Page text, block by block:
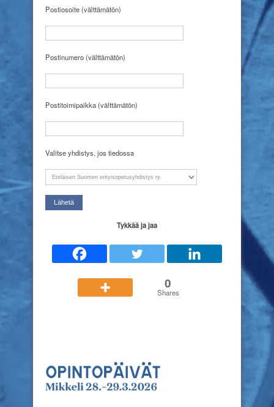
Postiosoite (välttämätön)
Postinumero (välttämätön)
Postitoimipaikka (välttämätön)
Valitse yhdistys, jos tiedossa
Tykkää ja jaa
0
Shares